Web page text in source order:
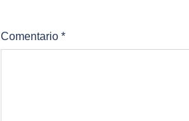
Comentario *